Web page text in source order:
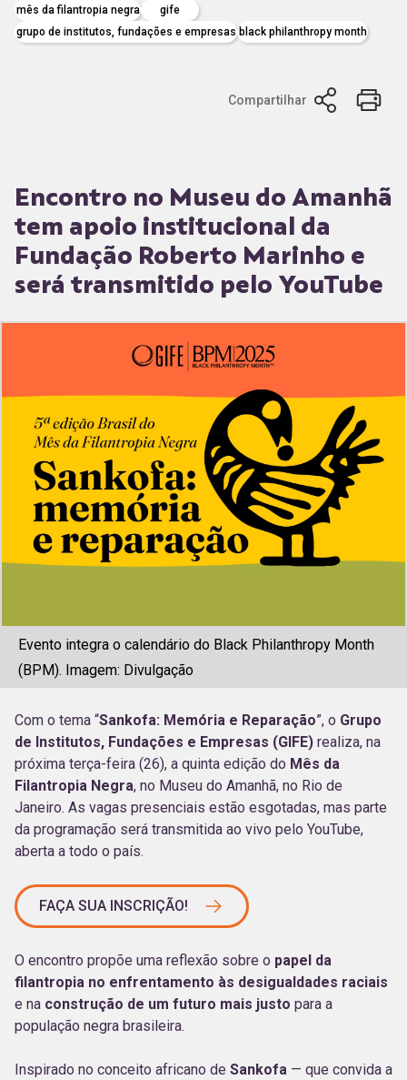
mês da filantropia negra
gife
grupo de institutos, fundações e empresas black philanthropy month
Compartilhar
Encontro no Museu do Amanhã
tem apoio institucional da
Fundação Roberto Marinho e
será transmitido pelo YouTube
Evento integra o calendário do Black Philanthropy Month
(BPM). Imagem: Divulgação
Com o tema “Sankofa: Memória e Reparação”, o Grupo
de Institutos, Fundações e Empresas (GIFE) realiza, na
próxima terça-feira (26), a quinta edição do Mês da
Filantropia Negra, no Museu do Amanhã, no Rio de
Janeiro. As vagas presenciais estão esgotadas, mas parte
da programação será transmitida ao vivo pelo YouTube,
aberta a todo o país.
FAÇA SUA INSCRIÇÃO!
O encontro propõe uma reflexão sobre o papel da
filantropia no enfrentamento às desigualdades raciais
e na construção de um futuro mais justo para a
população negra brasileira.
Inspirado no conceito africano de Sankofa — que convida a